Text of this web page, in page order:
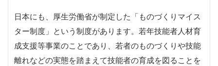
日本にも、厚生労働省が制定した「ものづくりマイス
ター制度」という制度があります。若年技能者人材育
成支援等事業のことであり、若者のものづくりや技能
離れなどの実態を踏まえて技能者の育成を図ることを